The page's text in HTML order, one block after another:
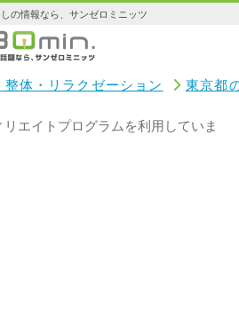
の情報なら、サンゼロミニッツ
体・リラクゼーション 東京都
エイトプログラムを利用していま